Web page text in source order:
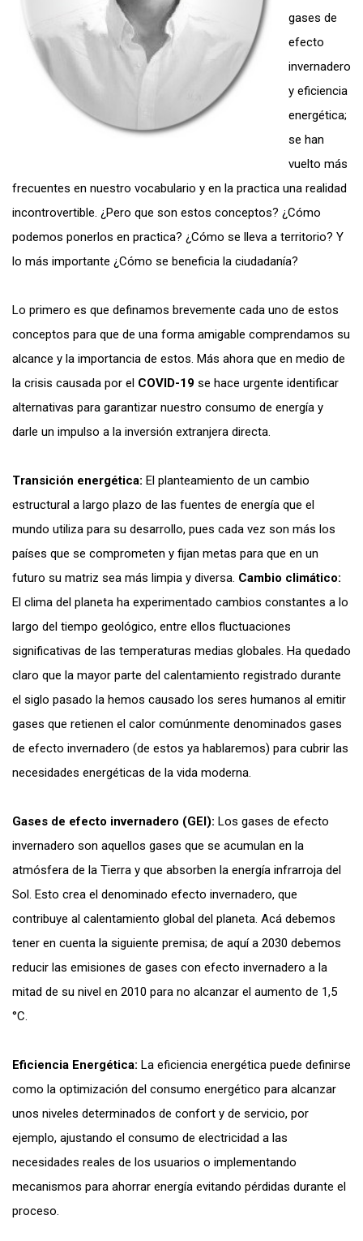
gases de
efecto
invernadero
y eficiencia
energética;
se han
vuelto más
frecuentes en nuestro vocabulario y en la practica una realidad
incontrovertible. ¿Pero que son estos conceptos? ¿Cómo
podemos ponerlos en practica? ¿Cómo se lleva a territorio? Y
lo más importante ¿Cómo se beneficia la ciudadanía?
Lo primero es que definamos brevemente cada uno de estos
conceptos para que de una forma amigable comprendamos su
alcance y la importancia de estos. Más ahora que en medio de
la crisis causada por el COVID-19 se hace urgente identificar
alternativas para garantizar nuestro consumo de energía y
darle un impulso a la inversión extranjera directa.
Transición energética: El planteamiento de un cambio
estructural a largo plazo de las fuentes de energía que el
mundo utiliza para su desarrollo, pues cada vez son más los
países que se comprometen y fijan metas para que en un
futuro su matriz sea más limpia y diversa. Cambio climático:
El clima del planeta ha experimentado cambios constantes a lo
largo del tiempo geológico, entre ellos fluctuaciones
significativas de las temperaturas medias globales. Ha quedado
claro que la mayor parte del calentamiento registrado durante
el siglo pasado la hemos causado los seres humanos al emitir
gases que retienen el calor comúnmente denominados gases
de efecto invernadero (de estos ya hablaremos) para cubrir las
necesidades energéticas de la vida moderna.
Gases de efecto invernadero (GEI): Los gases de efecto
invernadero son aquellos gases que se acumulan en la
atmósfera de la Tierra y que absorben la energía infrarroja del
Sol. Esto crea el denominado efecto invernadero, que
contribuye al calentamiento global del planeta. Acá debemos
tener en cuenta la siguiente premisa; de aquí a 2030 debemos
reducir las emisiones de gases con efecto invernadero a la
mitad de su nivel en 2010 para no alcanzar el aumento de 1,5
°C.
Eficiencia Energética: La eficiencia energética puede definirse
como la optimización del consumo energético para alcanzar
unos niveles determinados de confort y de servicio, por
ejemplo, ajustando el consumo de electricidad a las
necesidades reales de los usuarios o implementando
mecanismos para ahorrar energía evitando pérdidas durante el
proceso.